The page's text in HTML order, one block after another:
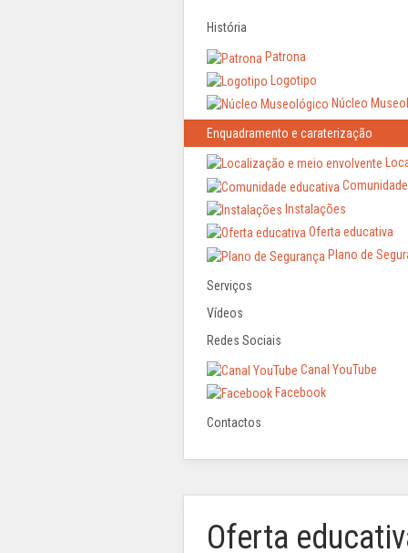
História
Patrona
Logotipo
Núcleo
Enquadramento e caraterização
Instalações
Oferta educativa
Plano de
Serviços
Vídeos
Redes Sociais
Canal YouTube
Facebook
Contactos
Oferta